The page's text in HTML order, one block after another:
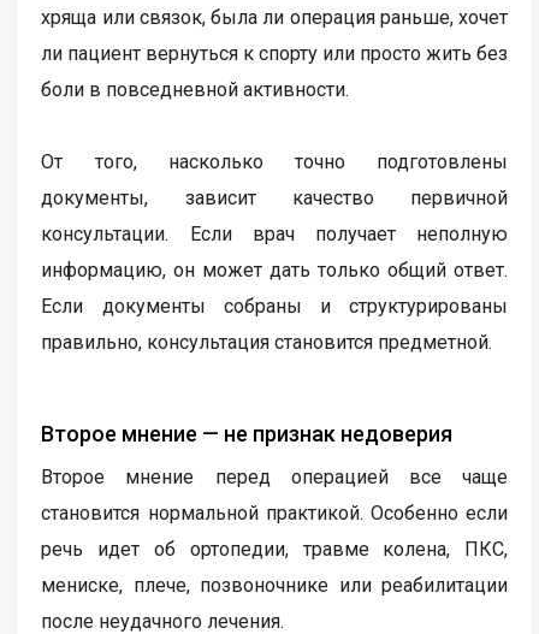
хряща или связок, была ли операция раньше, хочет
ли пациент вернуться к спорту или просто жить без
боли в повседневной активности.
От того, насколько точно подготовлены
документы, зависит качество первичной
консультации. Если врач получает неполную
информацию, он может дать только общий ответ.
Если документы собраны и структурированы
правильно, консультация становится предметной.
Второе мнение — не признак недоверия
Второе мнение перед операцией все чаще
становится нормальной практикой. Особенно если
речь идет об ортопедии, травме колена, ПКС,
мениске, плече, позвоночнике или реабилитации
после неудачного лечения.